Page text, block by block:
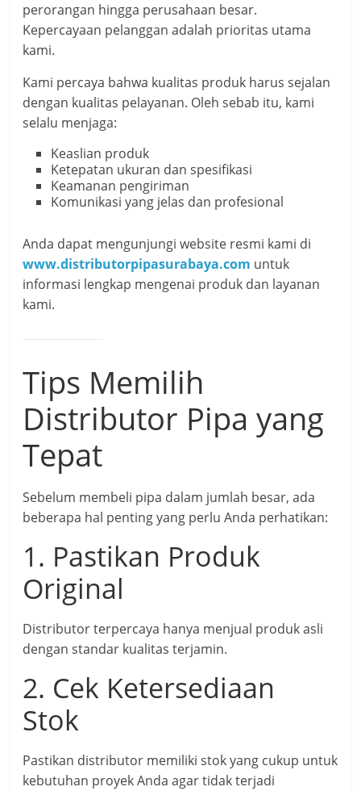
perorangan hingga perusahaan besar.
Kepercayaan pelanggan adalah prioritas utama
kami.
Kami percaya bahwa kualitas produk harus sejalan
dengan kualitas pelayanan. Oleh sebab itu, kami
selalu menjaga:
Keaslian produk
Ketepatan ukuran dan spesifikasi
Keamanan pengiriman
Komunikasi yang jelas dan profesional
Anda dapat mengunjungi website resmi kami di
www.distributorpipasurabaya.com untuk
informasi lengkap mengenai produk dan layanan
kami.
Tips Memilih
Distributor Pipa yang
Tepat
Sebelum membeli pipa dalam jumlah besar, ada
beberapa hal penting yang perlu Anda perhatikan:
1. Pastikan Produk
Original
Distributor terpercaya hanya menjual produk asli
dengan standar kualitas terjamin.
2. Cek Ketersediaan
Stok
Pastikan distributor memiliki stok yang cukup untuk
kebutuhan proyek Anda agar tidak terjadi